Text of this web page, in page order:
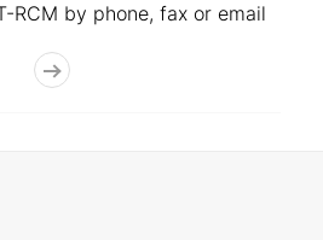
RCM by phone, fax or email